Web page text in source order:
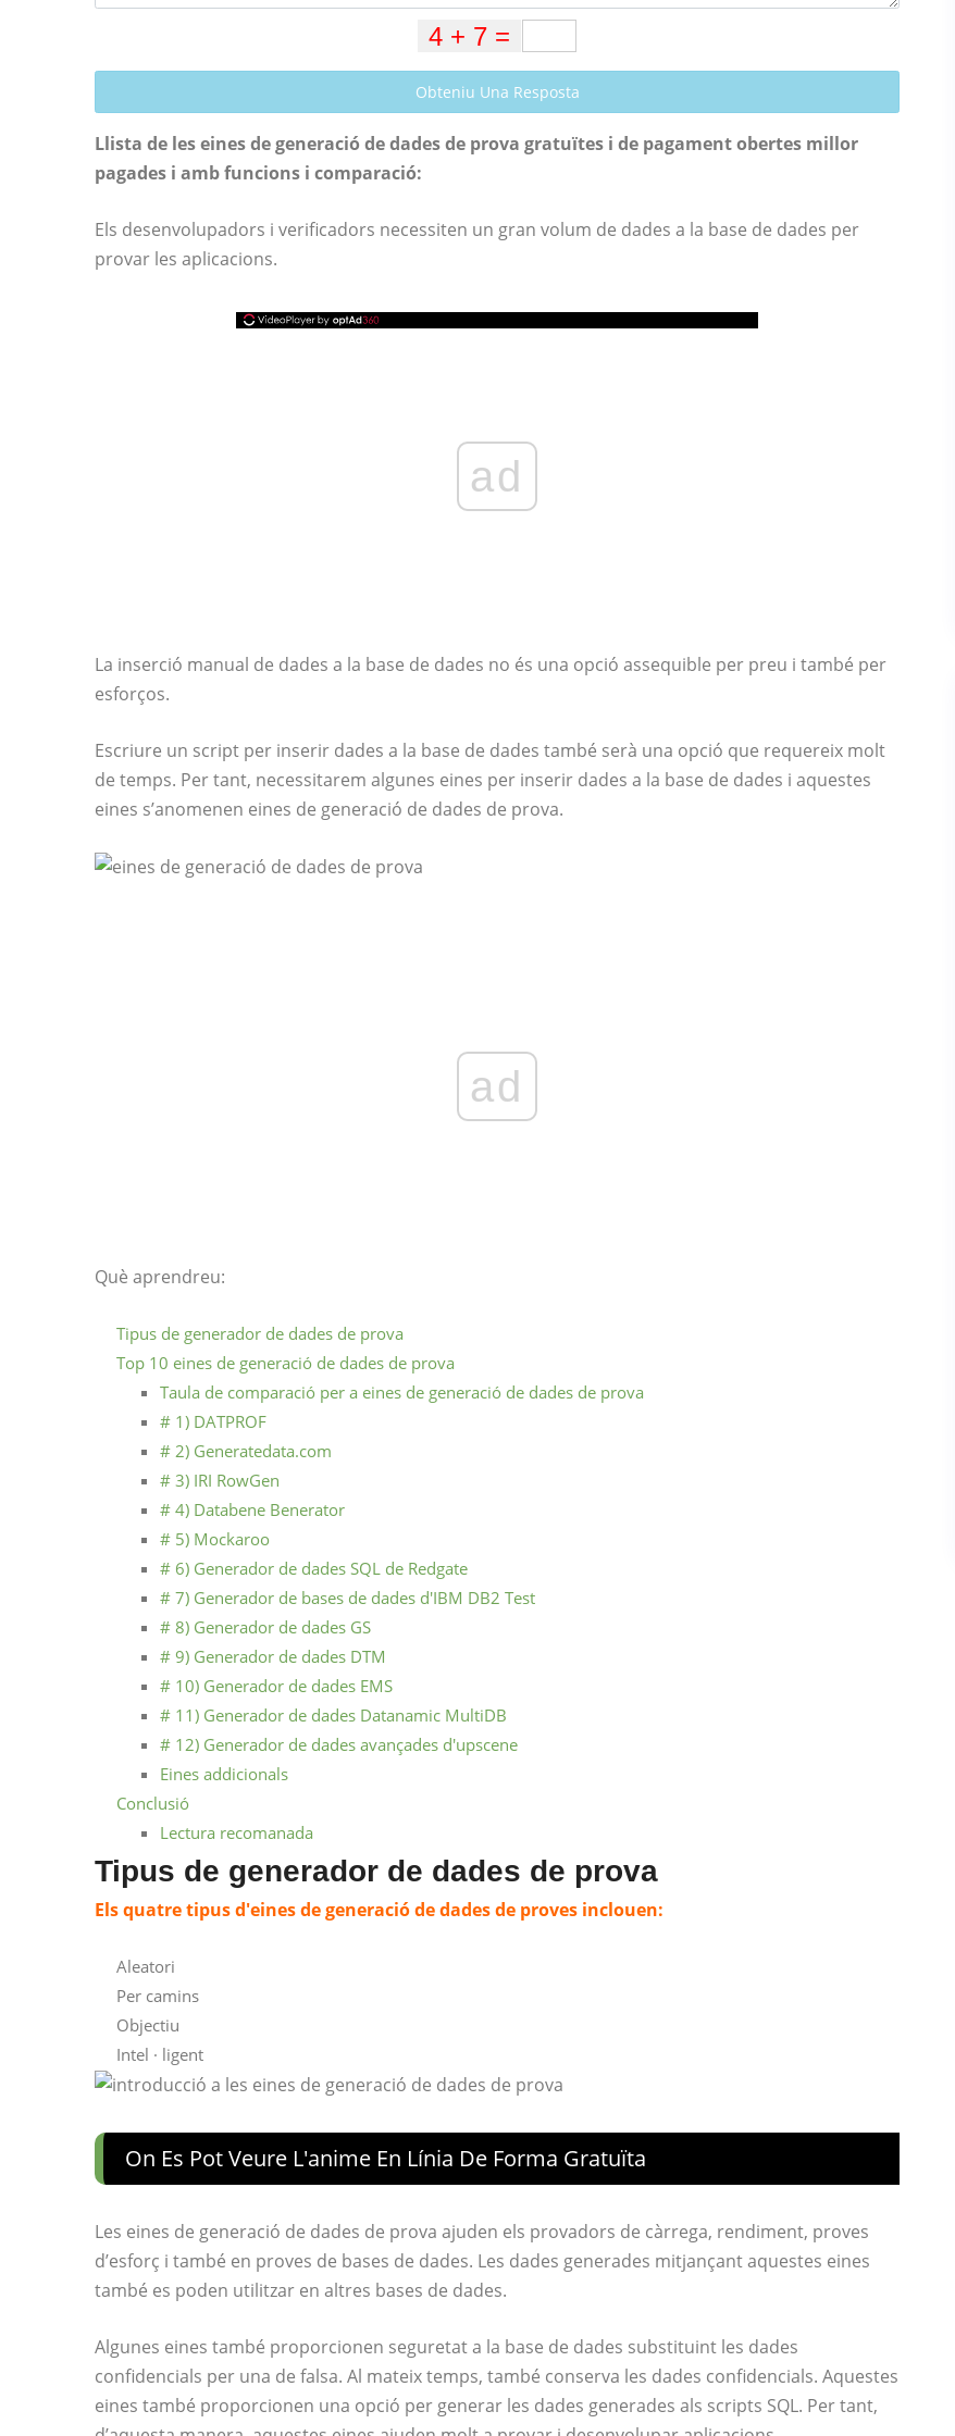
Obteniu Una Resposta
Llista de les eines de generació de dades de prova gratuïtes i de pagament obertes millor
pagades i amb funcions i comparació:
Els desenvolupadors i verificadors necessiten un gran volum de dades a la base de dades per
provar les aplicacions.
ad
La inserció manual de dades a la base de dades no és una opció assequible per preu i també per
esforços.
Escriure un script per inserir dades a la base de dades també serà una opció que requereix molt
de temps. Per tant, necessitarem algunes eines per inserir dades a la base de dades i aquestes
eines s’anomenen eines de generació de dades de prova.
ad
Què aprendreu:
Tipus de generador de dades de prova
Top 10 eines de generació de dades de prova
Taula de comparació per a eines de generació de dades de prova
# 1) DATPROF
# 2) Generatedata.com
# 3) IRI RowGen
# 4) Databene Benerator
# 5) Mockaroo
# 6) Generador de dades SQL de Redgate
# 7) Generador de bases de dades d'IBM DB2 Test
# 8) Generador de dades GS
# 9) Generador de dades DTM
# 10) Generador de dades EMS
# 11) Generador de dades Datanamic MultiDB
# 12) Generador de dades avançades d'upscene
Eines addicionals
Conclusió
Lectura recomanada
Tipus de generador de dades de prova
Els quatre tipus d'eines de generació de dades de proves inclouen:
Aleatori
Per camins
Objectiu
Intel · ligent
On Es Pot Veure L'anime En Línia De Forma Gratuïta
Les eines de generació de dades de prova ajuden els provadors de càrrega, rendiment, proves
d’esforç i també en proves de bases de dades. Les dades generades mitjançant aquestes eines
també es poden utilitzar en altres bases de dades.
Algunes eines també proporcionen seguretat a la base de dades substituint les dades
confidencials per una de falsa. Al mateix temps, també conserva les dades confidencials. Aquestes
eines també proporcionen una opció per generar les dades generades als scripts SQL. Per tant,